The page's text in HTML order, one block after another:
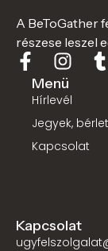
A BeToGather
részese leszel
Menü
Hírlevél
Jegyek,
Kapcsolat
Kapcsolat